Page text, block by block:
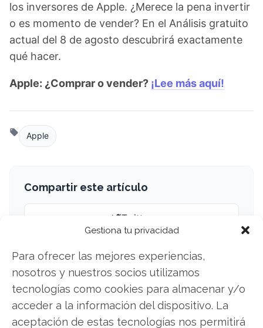
Gestiona tu privacidad
Para ofrecer las mejores experiencias,
nosotros y nuestros socios utilizamos
tecnologías como cookies para almacenar y/o
acceder a la información del dispositivo. La
aceptación de estas tecnologías nos permitirá
los inversores de Apple. ¿Merece la pena invertir
o es momento de vender? En el Análisis gratuito
actual del 8 de agosto descubrirá exactamente
qué hacer.
Apple: ¿Comprar o vender? ¡Lee más aquí!
Apple
Compartir este artículo
Twitter
LinkedIn
Copiar enlace